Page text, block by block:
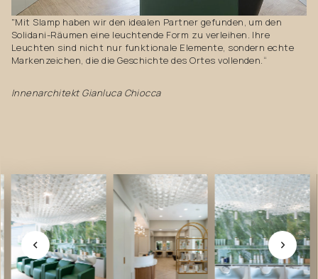
"Mit Slamp haben wir den idealen Partner gefunden, um den
Solidani-Räumen eine leuchtende Form zu verleihen. Ihre
Leuchten sind nicht nur funktionale Elemente, sondern echte
Markenzeichen, die die Geschichte des Ortes vollenden.“
Innenarchitekt Gianluca Chiocca